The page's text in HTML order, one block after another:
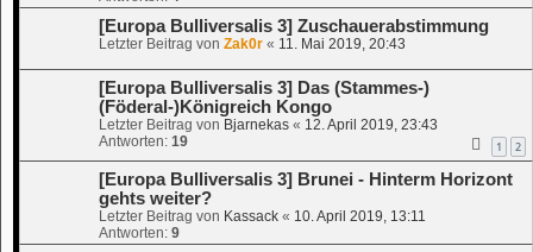
[Europa Bulliversalis 3] Zuschauerabstimmung
Letzter Beitrag von Zak0r « 11. Mai 2019, 20:43
[Europa Bulliversalis 3] Das (Stammes-)
(Föderal-)Königreich Kongo
Letzter Beitrag von Bjarnekas « 12. April 2019, 23:43
Antworten: 19 1 2
[Europa Bulliversalis 3] Brunei - Hinterm Horizont
gehts weiter?
Letzter Beitrag von Kassack « 10. April 2019, 13:11
Antworten: 9